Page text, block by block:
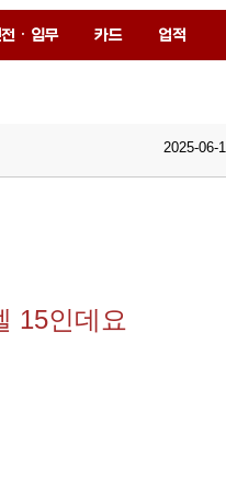
· 임무 카드 업적
2025-06-
15인데요